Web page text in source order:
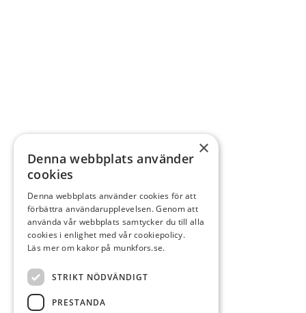
×
Denna webbplats använder
cookies
Denna webbplats använder cookies för att
förbättra användarupplevelsen. Genom att
använda vår webbplats samtycker du till alla
cookies i enlighet med vår cookiepolicy.
Läs mer om kakor på munkfors.se.
STRIKT NÖDVÄNDIGT
PRESTANDA